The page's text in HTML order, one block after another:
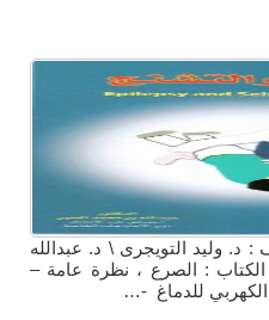
د. وليد التويجرى \ د. عبدالله
: الصرع ، نظرة عامة –
للدماغ -…